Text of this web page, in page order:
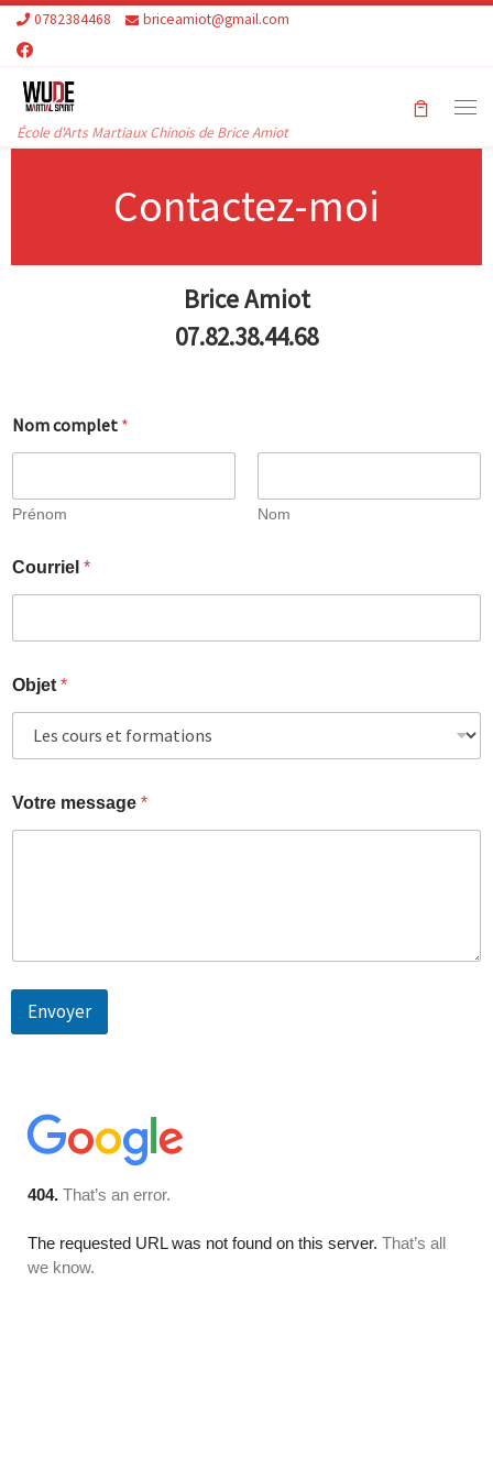
Skip to content
0782384468 briceamiot@gmail.com
École d'Arts Martiaux Chinois de Brice Amiot
Contactez-moi
Brice Amiot
07.82.38.44.68
Nom complet *
Prénom Nom
Courriel *
Objet *
Votre message *
Envoyer